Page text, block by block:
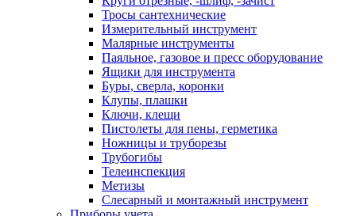
Тросы сантехнические
Измерительный инструмент
Малярные инструменты
Паяльное, газовое и пресс оборудование
Ящики для инструмента
Буры, сверла, коронки
Клупы, плашки
Ключи, клещи
Пистолеты для пены, герметика
Ножницы и труборезы
Трубогибы
Телеинспекция
Метизы
Слесарный и монтажный инструмент